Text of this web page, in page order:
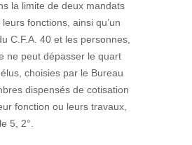
la limite de deux mandats
fonctions, ainsi qu’un
C.F.A. 40 et les personnes,
ne peut dépasser le quart
choisies par le Bureau
dispensés de cotisation
fonction ou leurs travaux,
5, 2°.